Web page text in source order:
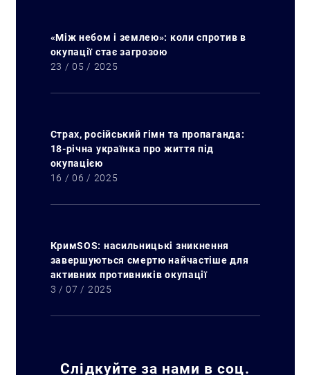
«Між небом і землею»: коли спротив в
окупації стає загрозою
23 / 05 / 2025
Страх, російський гімн та пропаганда:
18-річна українка про життя під
окупацією
16 / 06 / 2025
КримSOS: насильницькі зникнення
завершуються смертю найчастіше для
активних противників окупації
3 / 07 / 2025
Слідкуйте за нами в соц.